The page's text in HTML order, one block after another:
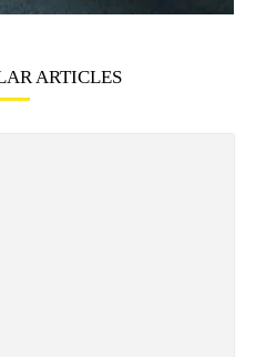
ARTICLES